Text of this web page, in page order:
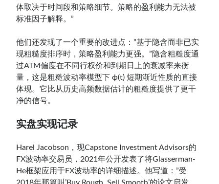
体取决于时间段和策略细节。策略的盈利能力无法被
标准因子解释。”
他们还发现了一个重要的改进点：”基于隐含而非已实
现粗糙度排序时，策略盈利能力更强。”隐含粗糙度通
过ATM偏度在不同行权价和到期日上的衰减率来衡
量，这是粗糙波动率模型下 ϕ(t) 短期渐近性质的直接
体现。它比从历史高频数据估计的粗糙度提供了更干
净的信号。
实盘实现记录
Harel Jacobson，现Capstone Investment Advisors的
FX波动率交易员，2021年公开发表了将Glasserman-
He框架应用于FX波动率的详细描述。他写道：”受
2018年那篇叫’Buy Rough, Sell Smooth’的论文启发，